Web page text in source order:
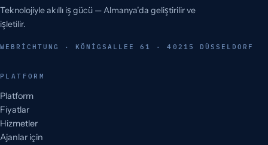
Teknolojiyle akıllı iş gücü — Almanya’da geliştirilir ve
işletilir.
WEBRICHTUNG · KÖNIGSALLEE 61 · 40215 DÜSSELDORF
PLATFORM
Platform
Fiyatlar
Hizmetler
Ajanlar için